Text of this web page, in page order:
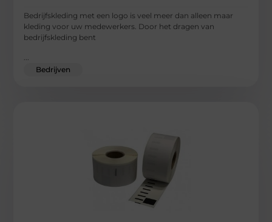
Bedrijfskleding met een logo is veel meer dan alleen maar
kleding voor uw medewerkers. Door het dragen van
bedrijfskleding bent
Bedrijven